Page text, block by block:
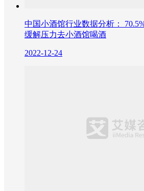
中国小酒馆行业数据分析：
缓解压力去小酒馆喝酒
2022-12-24